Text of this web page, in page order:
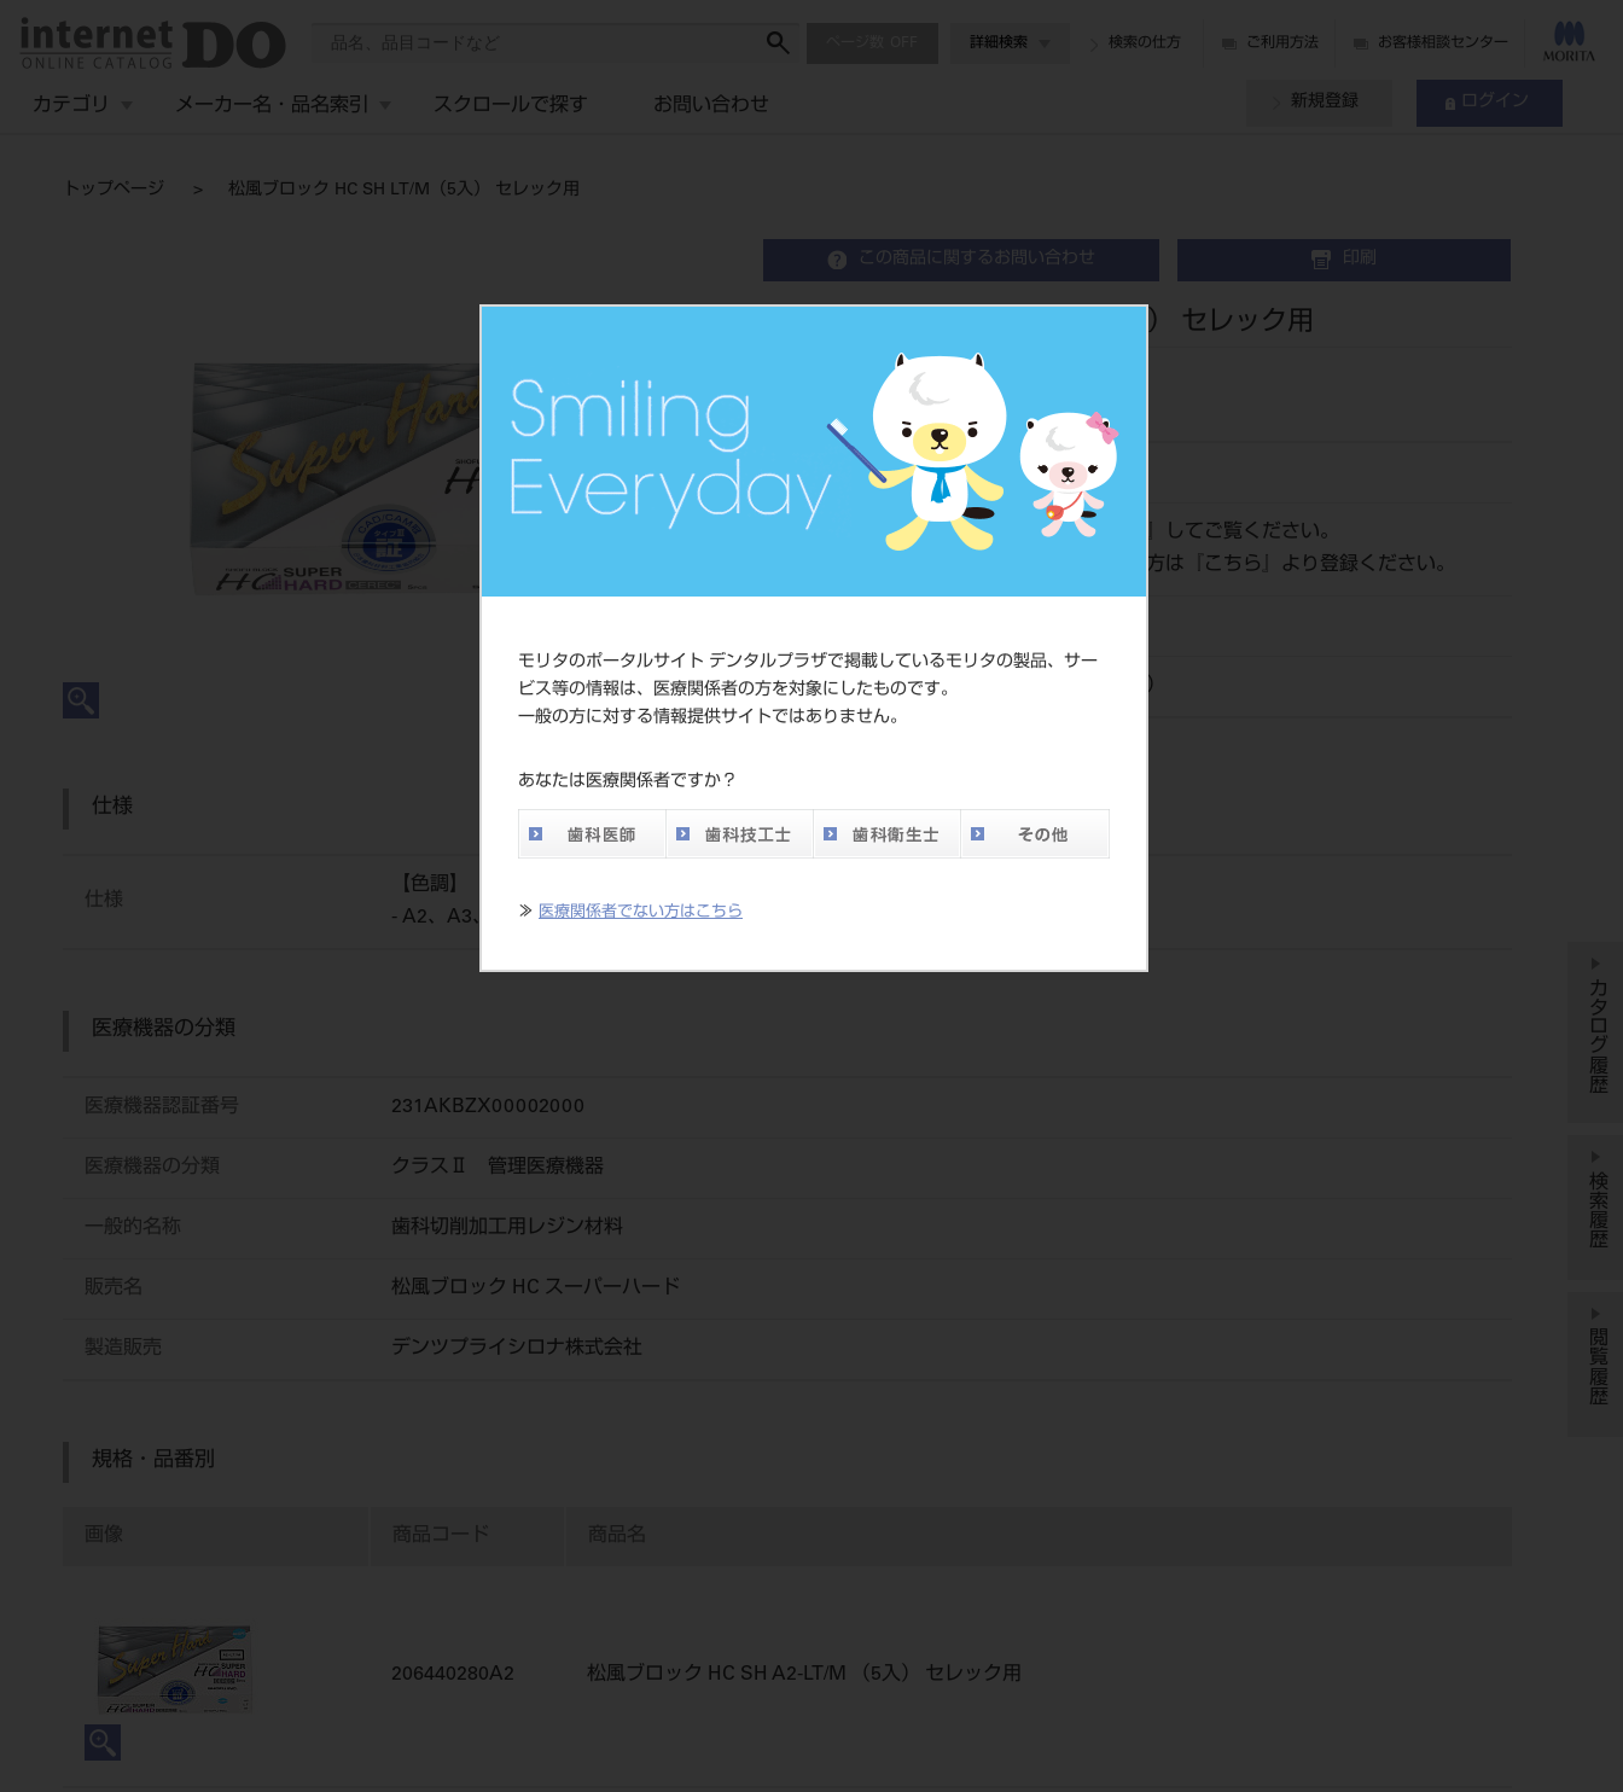
モリタのポータルサイト デンタルプラザで掲載しているモリタの製品、サー
ビス等の情報は、医療関係者の方を対象にしたものです。
一般の方に対する情報提供サイトではありません。
あなたは医療関係者ですか？
≫ 医療関係者でない方はこちら
詳細検索 検索の仕方 ご利用方法 お客様相談センター
カテゴリ メーカー名・品名索引 スクロールで探す お問い合わせ 新規登録 ログイン
トップページ 松風ブロック HC SH LT/M（5入） セレック用
この商品に関するお問い合わせ 印刷
松風ブロック HC SH LT/M（5入） セレック用
歯科切削加工用レジン材料
品目コード 206440280
価格の確認は『 ログイン
』してご覧ください。
ネット会員登録がまだの方は『
こちら 』より登録ください。
メーカー デンツプライシロナ（株）
仕様
仕様
【色調】
- A2、A3、A3.5、A4
医療機器の分類
医療機器認証番号 231AKBZX00002000
医療機器の分類 クラスⅡ 管理医療機器
一般的名称 歯科切削加工用レジン材料
販売名 松風ブロック HC スーパーハード
製造販売 デンツプライシロナ株式会社
規格・品番別
画像 商品コード 商品名
206440280A2 松風ブロック HC SH A2-LT/M （5入） セレック用
カタログ履歴
検索履歴
閲覧履歴